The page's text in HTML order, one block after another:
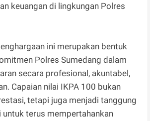
keuangan di lingkungan Polres
ini merupakan bentuk
Polres Sumedang dalam
secara profesional, akuntabel,
Capaian nilai IKPA 100 bukan
tetapi juga menjadi tanggung
untuk terus mempertahankan